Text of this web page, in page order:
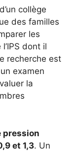
collège
des familles
les
dont il
recherche est
examen
la
pression
et 1,3. Un